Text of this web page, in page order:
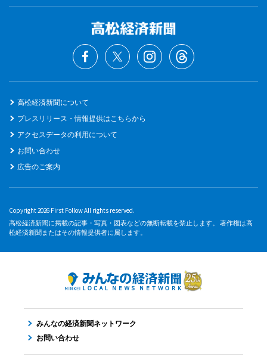
高松経済新聞について
プレスリリース・情報提供はこちらから
アクセスデータの利用について
お問い合わせ
広告のご案内
Copyright 2026 First Follow All rights reserved.
高松経済新聞に掲載の記事・写真・図表などの無断転載を禁止します。 著作権は高
松経済新聞またはその情報提供者に属します。
みんなの経済新聞ネットワーク
お問い合わせ